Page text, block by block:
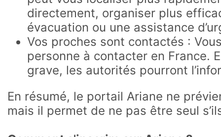
directement, organiser plus
évacuation ou une assistance
Vos proches sont contactés :
personne à contacter en France.
grave, les autorités pourront
En résumé, le portail Ariane ne
mais il permet de ne pas être seul